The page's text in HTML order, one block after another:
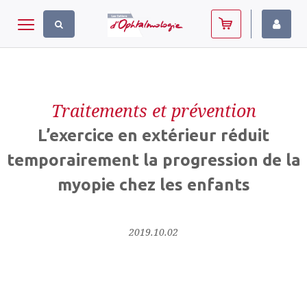
Toggle navigation
Traitements et prévention
L’exercice en extérieur réduit
temporairement la progression de la
myopie chez les enfants
2019.10.02
Panneau de gestion des cookies